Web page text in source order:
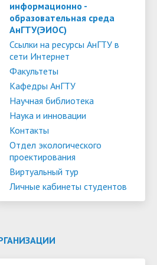
в
организации
науки и
РФ
сотрудничество
поддержка
по
обучения
из ДНР, ЛНР,
и
прием
информационно -
образовательная среда
АнГТУ(ЭИОС)
Ссылки на ресурсы АнГТУ в
сети Интернет
Факультеты
Кафедры АнГТУ
Научная библиотека
Наука и инновации
Контакты
Отдел экологического
проектирования
Виртуальный тур
Личные кабинеты студентов